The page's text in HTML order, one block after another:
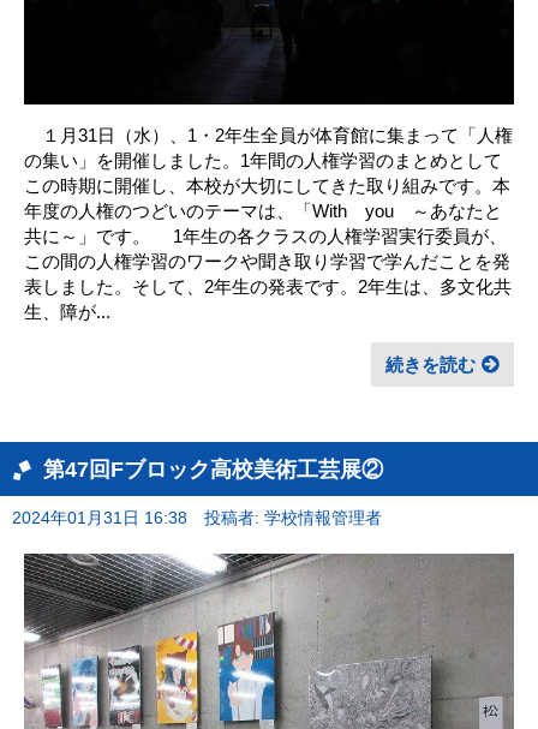
１月31日（水）、1・2年生全員が体育館に集まって「人権
の集い」を開催しました。1年間の人権学習のまとめとして
この時期に開催し、本校が大切にしてきた取り組みです。本
年度の人権のつどいのテーマは、「With you ～あなたと
共に～」です。 1年生の各クラスの人権学習実行委員が、
この間の人権学習のワークや聞き取り学習で学んだことを発
表しました。そして、2年生の発表です。2年生は、多文化共
生、障が...
続きを読む
第47回Fブロック高校美術工芸展②
2024年01月31日 16:38 投稿者: 学校情報管理者